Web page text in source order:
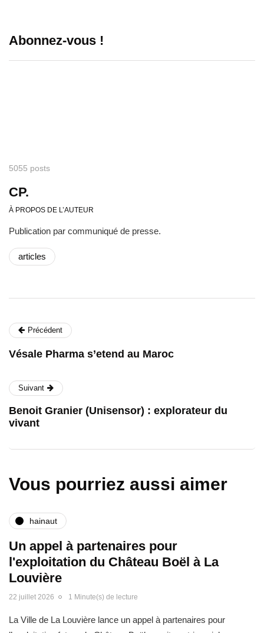
Abonnez-vous !
5055 posts
CP.
À PROPOS DE L’AUTEUR
Publication par communiqué de presse.
articles
Précédent
Vésale Pharma s’etend au Maroc
Suivant
Benoit Granier (Unisensor) : explorateur du
vivant
Vous pourriez aussi aimer
hainaut
Un appel à partenaires pour
l'exploitation du Château Boël à La
Louvière
22 juillet 2026 1 Minute(s) de lecture
La Ville de La Louvière lance un appel à partenaires pour